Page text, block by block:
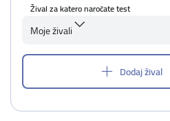
Žival za katero naročate test
Moje živali
Dodaj žival